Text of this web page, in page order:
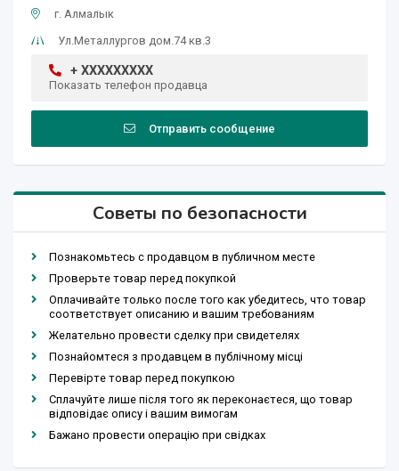
г. Алмалык
Ул.Металлургов дом.74 кв.3
+ XXXXXXXXX
Показать телефон продавца
Отправить сообщение
Советы по безопасности
Познакомьтесь с продавцом в публичном месте
Проверьте товар перед покупкой
Оплачивайте только после того как убедитесь, что товар
соответствует описанию и вашим требованиям
Желательно провести сделку при свидетелях
Познайомтеся з продавцем в публічному місці
Перевірте товар перед покупкою
Сплачуйте лише після того як переконаєтеся, що товар
відповідає опису і вашим вимогам
Бажано провести операцію при свідках